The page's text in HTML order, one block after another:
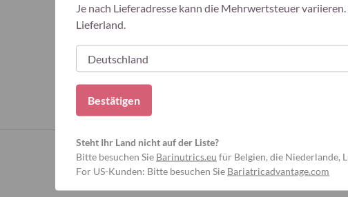
Warum Bariatric Advantage
Je nach Lieferadresse kann die Mehrwertsteuer
Lieferland.
Bestätigen
Steht Ihr Land nicht auf der Liste?
Bitte besuchen Sie Barinutrics.eu für Belgien, die Niederlande,
For US-Kunden: Bitte besuchen Sie Bariatricadvantage.com